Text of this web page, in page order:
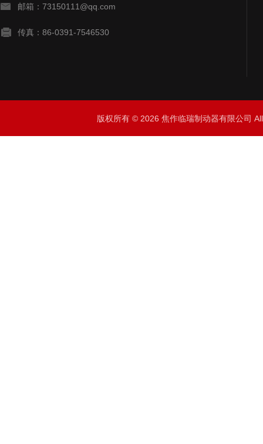
邮箱：73150111@qq.com
传真：86-0391-7546530
版权所有 © 2026 焦作临瑞制动器有限公